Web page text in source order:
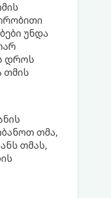
უნდა
დროს
თმის
თმა,
თმას,